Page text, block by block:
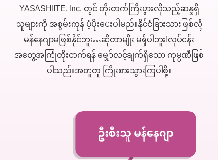
YASASHIITE, Inc. တွင် တိုးတက်ကြီးပွားလိုသည့်ဆန္ဒရှိ
သူများကို အစွမ်းကုန် ပံ့ပိုးပေးပါမည်။နိုင်ငံခြားသားဖြစ်လို့
မန်နေဂျာမဖြစ်နိုင်ဘူး…ဆိုတာမျိုး မရှိပါဘူး!လုပ်ငန်း
အတွေ့အကြုံတိုးတက်ရန် မျှော်လင့်ချက်ရှိသော ကုမ္ပဏီဖြစ်
ပါသည်။အတူတူ ကြိုးစားသွားကြပါစို့။